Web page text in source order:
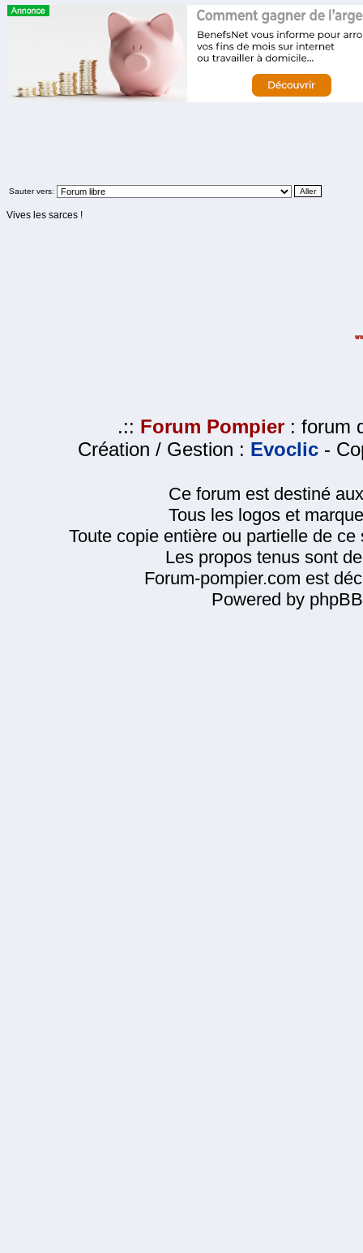
Sauter vers:
Vives les sarces !
.:: Forum Pompier : forum
Création / Gestion : Evoclic -
Ce forum est destiné
Tous les logos et
Toute copie entière ou partielle de
Les propos tenus sont
Forum-pompier.com est
Powered by